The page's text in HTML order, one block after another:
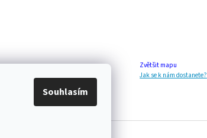
Souhlasím
Zvětšit mapu
Jak se k nám dostanete?